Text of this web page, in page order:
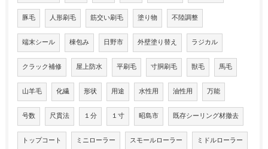
豚毛 人形刷毛 筋交い刷毛 塗り物 不陸調整
端末シール 棟包み 日野市 外壁塗り替え ラジカル
クラック補修 屋上防水 平刷毛 寸胴刷毛 獣毛 馬毛
山羊毛 化繊 形状 用途 水性用 油性用 万能
号数 尺貫法 １分 １寸 昭島市 既存シーリング材撤去
トップコート ミニローラー スモールローラー ミドルローラー